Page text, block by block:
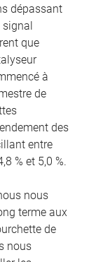
dépassant
que
à
de
des
entre
% et 5,0 %.
nous
terme aux
de
nous